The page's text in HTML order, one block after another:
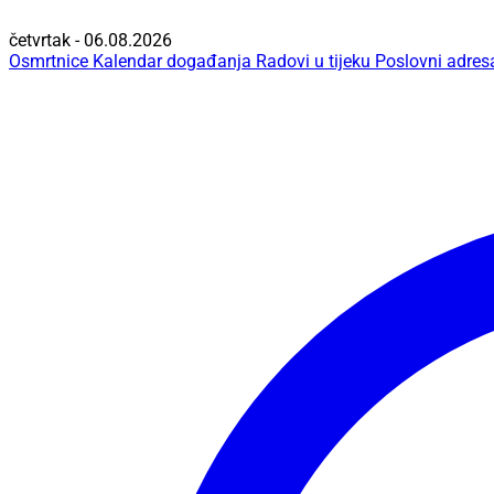
četvrtak - 06.08.2026
Osmrtnice Kalendar događanja Radovi u tijeku Poslovni